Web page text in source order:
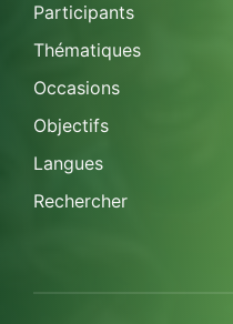
Participants
Thématiques
Occasions
Objectifs
Langues
Rechercher